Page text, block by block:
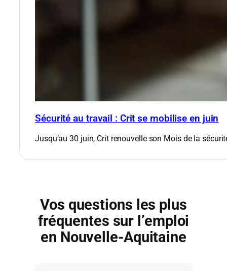
Sécurité au travail : Crit se mobilise en juin
Jusqu’au 30 juin, Crit renouvelle son Mois de la
Vos questions les plus
fréquentes sur l’emploi
en Nouvelle-Aquitaine